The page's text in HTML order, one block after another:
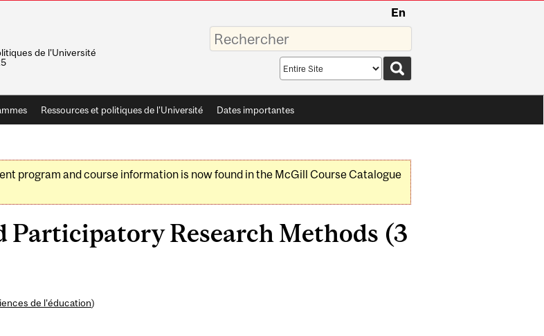
En
de l'Université
Saisissez
vos
mots-
Search
scope
Ressources et politiques de l'Université Dates importantes
program and course information is now found in the McGill Course Catalogue
Participatory Research Methods (3
de l’éducation)